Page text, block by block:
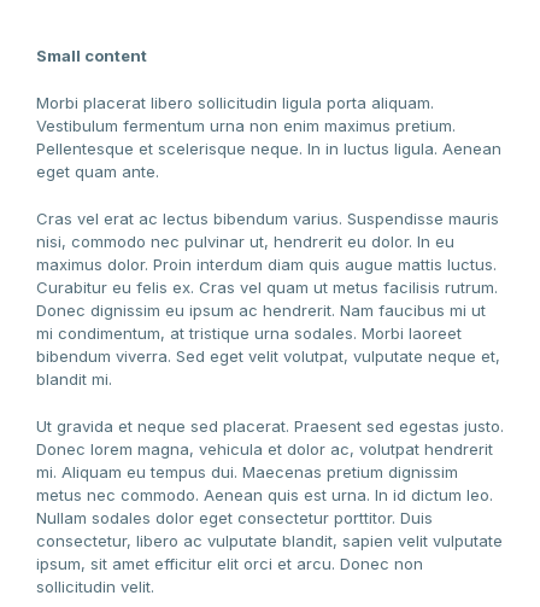
Small content
Morbi placerat libero sollicitudin ligula porta aliquam.
Vestibulum fermentum urna non enim maximus pretium.
Pellentesque et scelerisque neque. In in luctus ligula. Aenean
eget quam ante.
Cras vel erat ac lectus bibendum varius. Suspendisse mauris
nisi, commodo nec pulvinar ut, hendrerit eu dolor. In eu
maximus dolor. Proin interdum diam quis augue mattis luctus.
Curabitur eu felis ex. Cras vel quam ut metus facilisis rutrum.
Donec dignissim eu ipsum ac hendrerit. Nam faucibus mi ut
mi condimentum, at tristique urna sodales. Morbi laoreet
bibendum viverra. Sed eget velit volutpat, vulputate neque et,
blandit mi.
Ut gravida et neque sed placerat. Praesent sed egestas justo.
Donec lorem magna, vehicula et dolor ac, volutpat hendrerit
mi. Aliquam eu tempus dui. Maecenas pretium dignissim
metus nec commodo. Aenean quis est urna. In id dictum leo.
Nullam sodales dolor eget consectetur porttitor. Duis
consectetur, libero ac vulputate blandit, sapien velit vulputate
ipsum, sit amet efficitur elit orci et arcu. Donec non
sollicitudin velit.